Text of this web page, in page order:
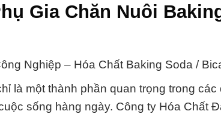
Gia Chăn Nuôi
Nghiệp – Hóa Chất Baking Soda /
là một thành phần quan trọng trong các
sống hàng ngày. Công ty Hóa Chất